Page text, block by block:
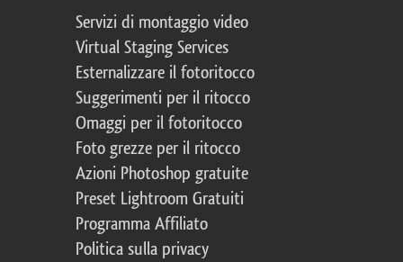
Servizi di montaggio video
Virtual Staging Services
Esternalizzare il fotoritocco
Suggerimenti per il ritocco
Omaggi per il fotoritocco
Foto grezze per il ritocco
Azioni Photoshop gratuite
Preset Lightroom Gratuiti
Programma Affiliato
Politica sulla privacy